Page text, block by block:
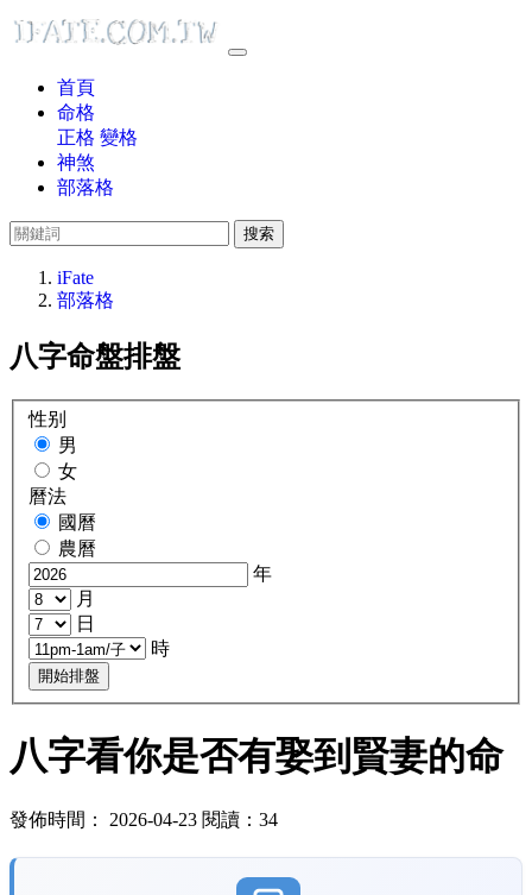
首頁
命格
正格 變格
神煞
部落格
搜索
iFate
部落格
八字命盤排盤
性别
男
女
曆法
國曆
農曆
年
月
日
時
開始排盤
八字看你是否有娶到賢妻的命
發佈時間： 2026-04-23 閱讀：34